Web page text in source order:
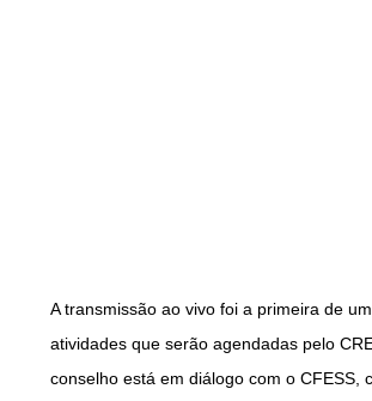
A transmissão ao vivo foi a primeira de
atividades que serão agendadas pelo
conselho está em diálogo com o CFESS,